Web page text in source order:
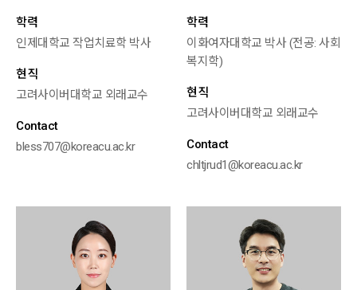
학력
인제대학교 작업치료학 박사
현직
고려사이버대학교 외래교수
Contact
bless707@koreacu.ac.kr
학력
이화여자대학교 박사 (전공: 사회
복지학)
현직
고려사이버대학교 외래교수
Contact
chltjrud1@koreacu.ac.kr